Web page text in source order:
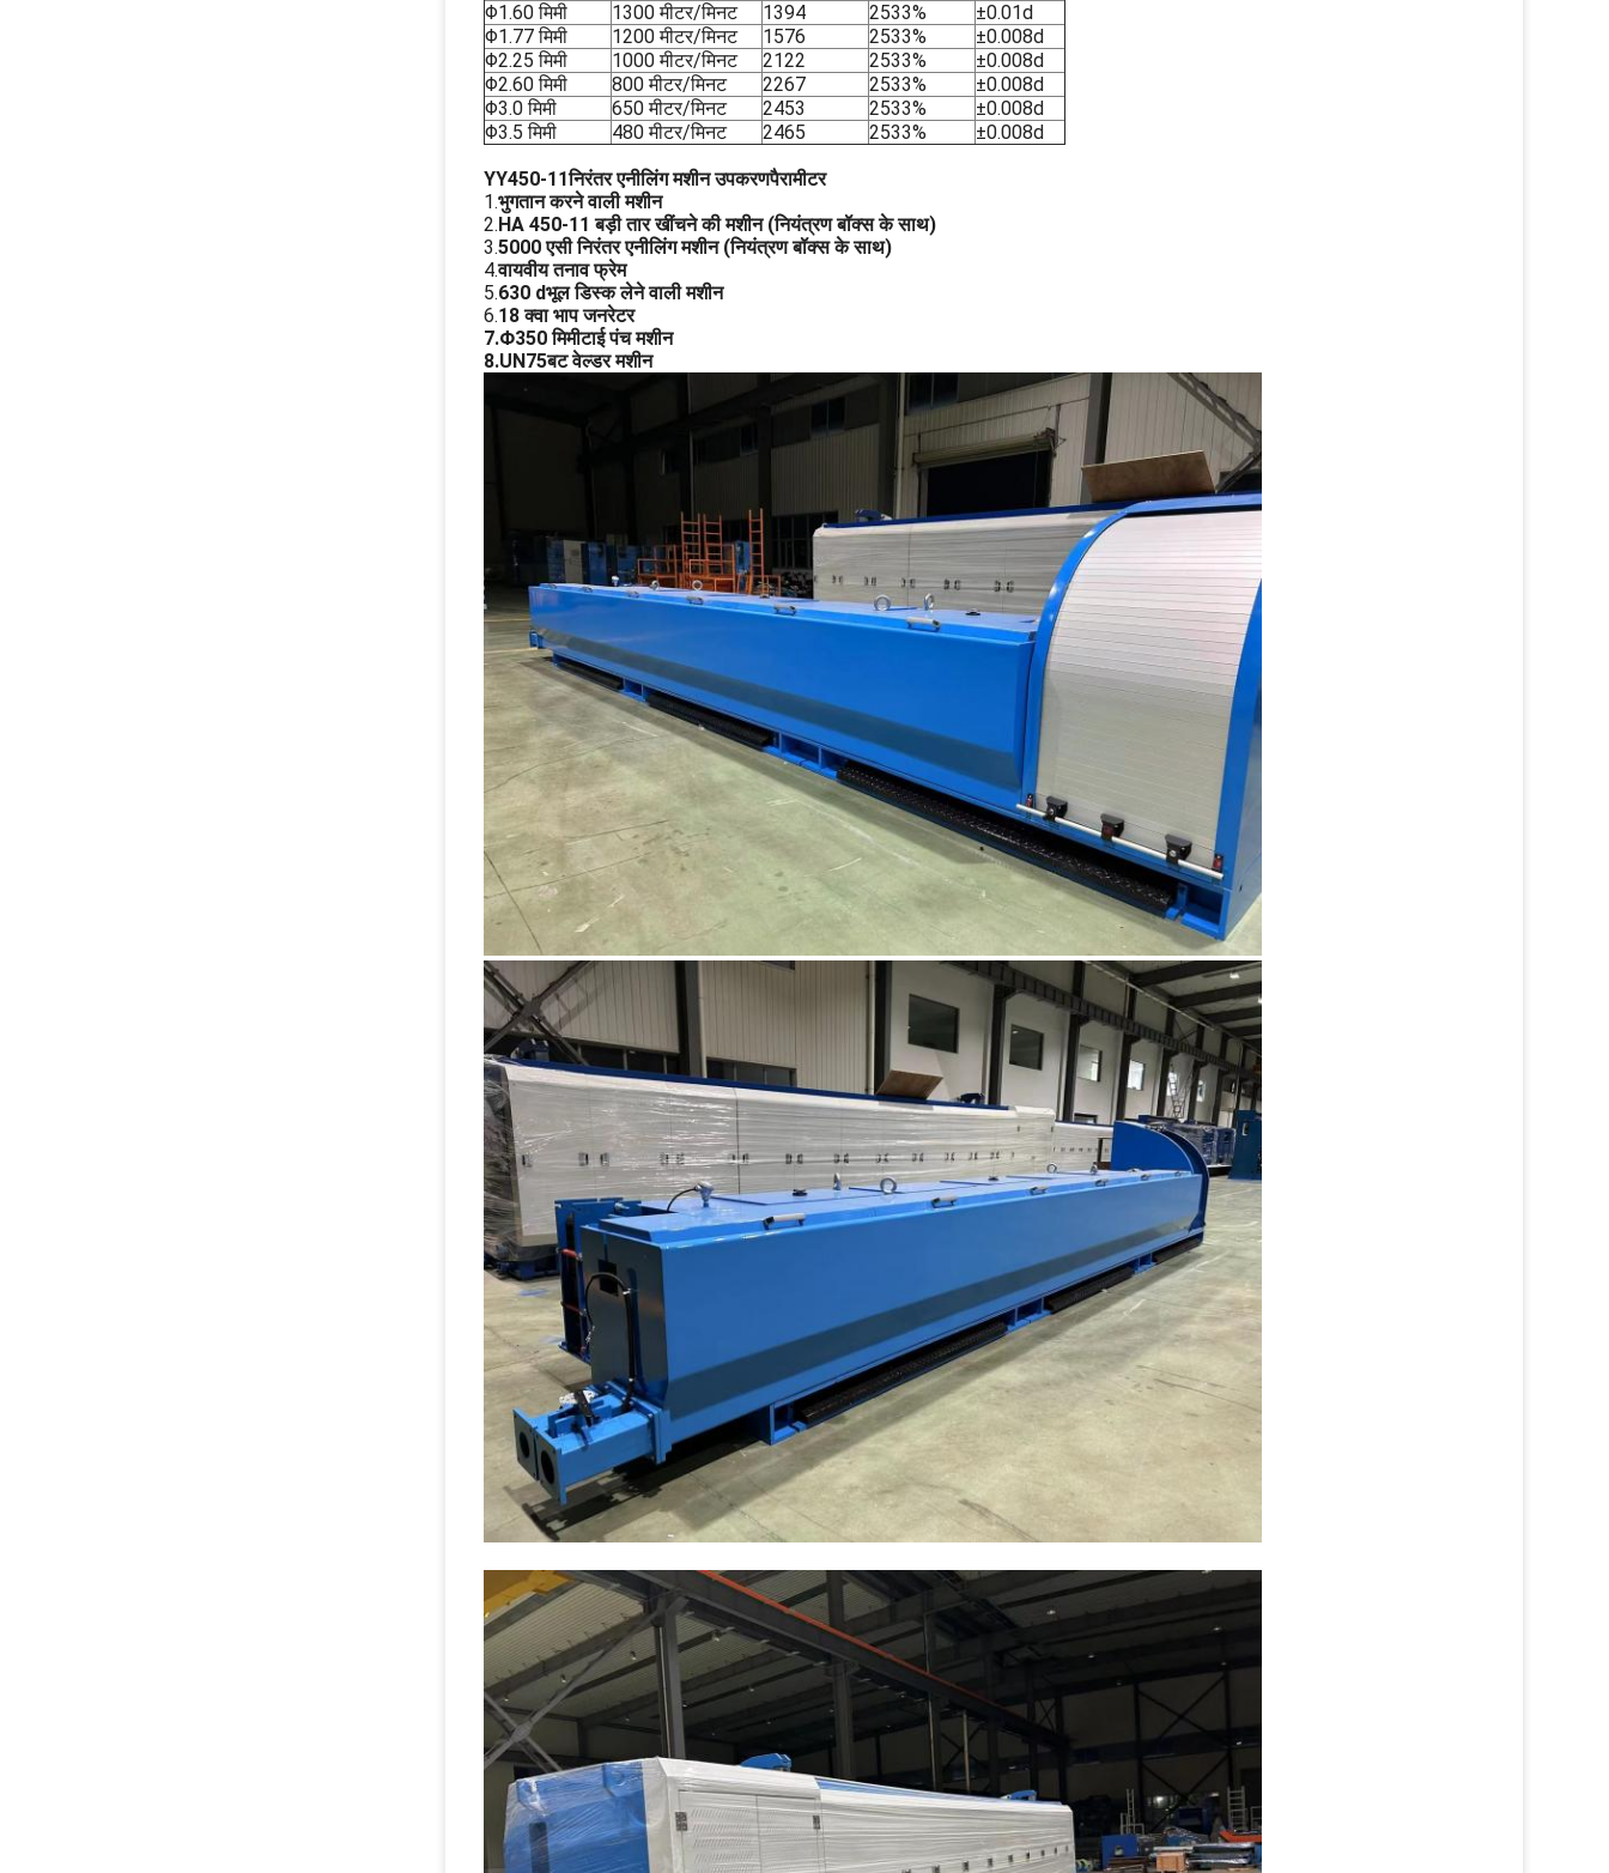
Φ1.60 मिमी 1300 मीटर/मिनट 1394 2533%
±0.01d
Φ1.77 मिमी
1200 मीटर/मिनट 1576 2533%
±0.008d
Φ2.25 मिमी
1000 मीटर/मिनट 2122 2533%
±0.008d
Φ2.60 मिमी
800 मीटर/मिनट 2267 2533%
±0.008d
Φ3.0 मिमी
650 मीटर/मिनट 2453 2533%
±0.008d
Φ3.5 मिमी
480 मीटर/मिनट 2465 2533% ±0.008d
YY450-11निरंतर एनीलिंग मशीन उपकरणपैरामीटर
1.भुगतान करने वाली मशीन
2.HA 450-11 बड़ी तार खींचने की मशीन (नियंत्रण बॉक्स के साथ)
3.5000 एसी निरंतर एनीलिंग मशीन (नियंत्रण बॉक्स के साथ)
4.वायवीय तनाव फ्रेम
5.630 dभूल डिस्क लेने वाली मशीन
6.18 क्वा भाप जनरेटर
7.Φ350 मिमीटाई पंच मशीन
8.UN75बट वेल्डर मशीन